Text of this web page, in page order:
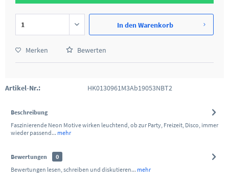
In denWarenkorb
Merken Bewerten
Artikel-Nr.: HK0130961M3Ab19053NBT2
Beschreibung
Faszinierende Neon Motive wirken leuchtend, ob zur Party, Freizeit, Disco, immer
wieder passend... mehr
Bewertungen
0
Bewertungen lesen, schreiben und diskutieren... mehr